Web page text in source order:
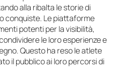
alla ribalta le storie di
conquiste. Le piattaforme
potenti per la visibilità,
le loro esperienze e
Questo ha reso le atlete
il pubblico ai loro percorsi di